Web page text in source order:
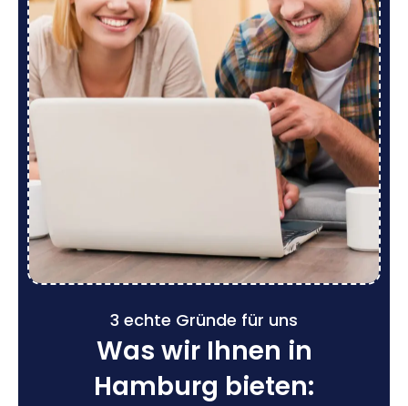
3 echte Gründe für uns
Was wir Ihnen in
Hamburg bieten: